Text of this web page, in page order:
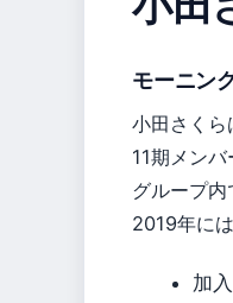
モーニン
小田さくら
11期メン
グループ内
2019年に
加